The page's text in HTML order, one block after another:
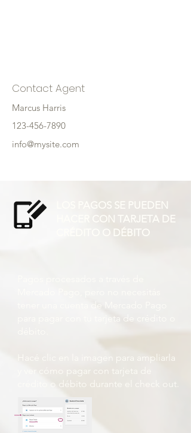
Contact Agent
Marcus Harris
123-456-7890
info@mysite.com
LOS PAGOS SE PUEDEN
HACER CON TARJETA DE
CRÉDITO O DÉBITO
para pagar con tu tarjeta de crédito o
Hacé clic en la imagen para ampliarla
y ver cómo pagar con tarjeta de
crédito o débito durante el check out.